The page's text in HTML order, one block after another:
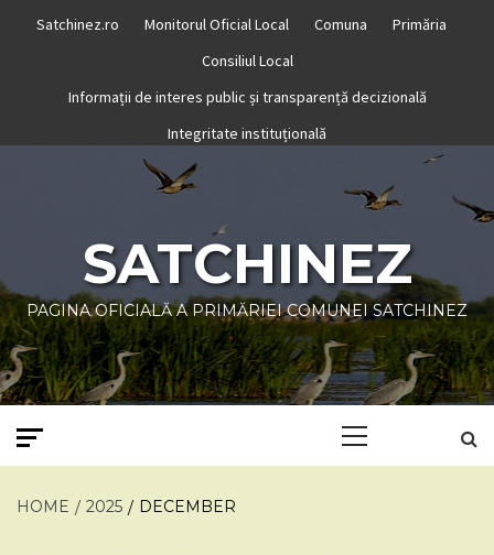
Satchinez.ro Monitorul Oficial Local Comuna
Primăria
Consiliul Local
Informații de interes public și transparență decizională
Integritate instituțională
SATCHINEZ
PAGINA OFICIALĂ A PRIMĂRIEI COMUNEI SATCHINEZ
HOME 2025 DECEMBER